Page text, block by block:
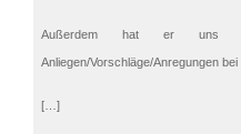
Außer­dem hat er uns
Anliegen/Vorschläge/Anregungen
[…]